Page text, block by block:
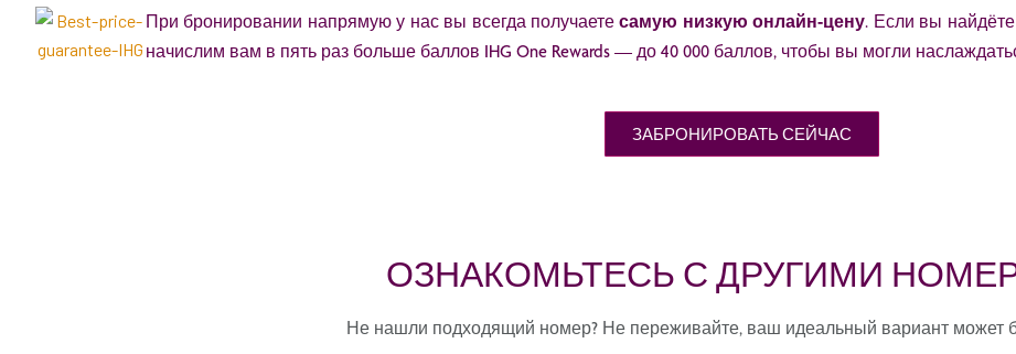
ЗАБРОНИРОВАТЬ СЕЙЧАС
При бронировании напрямую у нас вы всегда получаетесамую низкую онлайн-цену. Если вы
начислим вам в пять раз больше баллов IHG One Rewards — до 40 000 баллов, чтобы вы могли
ОЗНАКОМЬТЕСЬ С ДРУГИМИ
Не нашли подходящий номер? Не переживайте, ваш идеальный вариант может